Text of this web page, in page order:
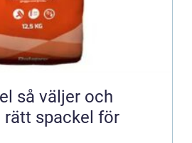
rätt spackel för